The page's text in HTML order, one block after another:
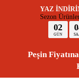
YAZ
Sezon
02
Peşin